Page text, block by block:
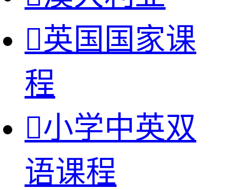
英国国家课
程
小学中英双
语课程